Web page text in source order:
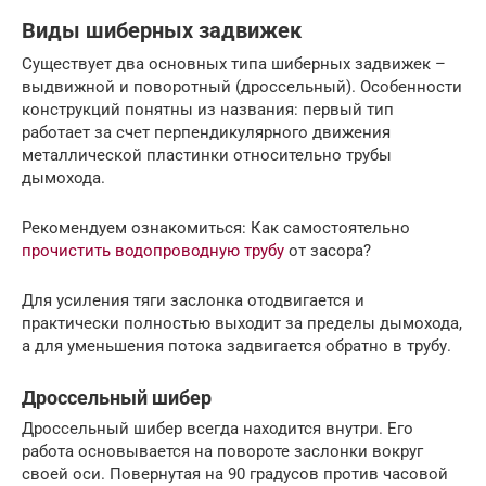
Виды шиберных задвижек
Существует два основных типа шиберных задвижек –
выдвижной и поворотный (дроссельный). Особенности
конструкций понятны из названия: первый тип
работает за счет перпендикулярного движения
металлической пластинки относительно трубы
дымохода.
Рекомендуем ознакомиться: Как самостоятельно
прочистить водопроводную трубу от засора?
Для усиления тяги заслонка отодвигается и
практически полностью выходит за пределы дымохода,
а для уменьшения потока задвигается обратно в трубу.
Дроссельный шибер
Дроссельный шибер всегда находится внутри. Его
работа основывается на повороте заслонки вокруг
своей оси. Повернутая на 90 градусов против часовой